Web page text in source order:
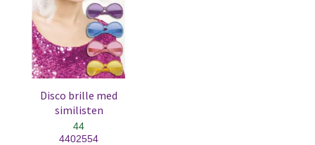
Disco brille med
similisten
44
4402554